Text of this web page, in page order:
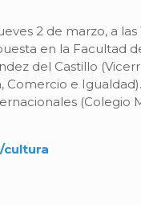
2 de marzo, a
en la Facultad
del Castillo
Comercio e
(Colegio
cultura